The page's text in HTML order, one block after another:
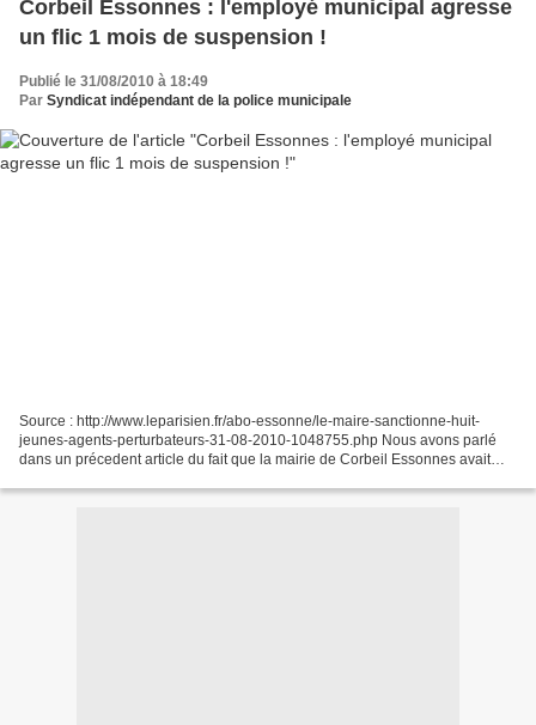
Corbeil Essonnes : l'employé municipal agresse
un flic 1 mois de suspension !
Publié le 31/08/2010 à 18:49
Par Syndicat indépendant de la police municipale
Source : http://www.leparisien.fr/abo-essonne/le-maire-sanctionne-huit-
jeunes-agents-perturbateurs-31-08-2010-1048755.php Nous avons parlé
dans un précedent article du fait que la mairie de Corbeil Essonnes avait